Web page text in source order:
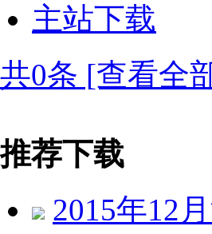
主站下载
共0条 [查看全
推荐下载
2015年12